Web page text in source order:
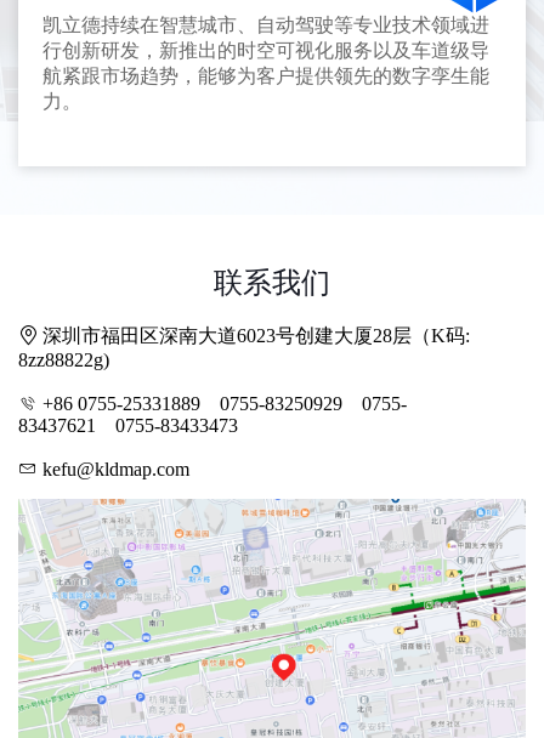
凯立德持续在智慧城市、自动驾驶等专业技术领域进
行创新研发，新推出的时空可视化服务以及车道级导
航紧跟市场趋势，能够为客户提供领先的数字孪生能
力。
联系我们
深圳市福田区深南大道6023号创建大厦28层（K码:
8zz88822g)
+86 0755-25331889 0755-83250929 0755-
83437621 0755-83433473
kefu@kldmap.com